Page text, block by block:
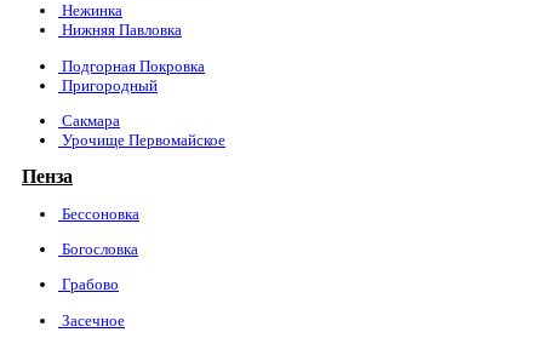
Нежинка
Нижняя Павловка
Подгорная Покровка
Пригородный
Сакмара
Урочище Первомайское
Пенза
Бессоновка
Богословка
Грабово
Засечное